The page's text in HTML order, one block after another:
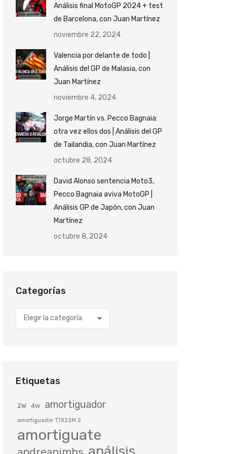
Análisis final MotoGP 2024 + test
de Barcelona, con Juan Martínez
noviembre 22, 2024
Valencia por delante de todo |
Análisis del GP de Malasia, con
Juan Martínez
noviembre 4, 2024
Jorge Martín vs. Pecco Bagnaia:
otra vez ellos dos | Análisis del GP
de Tailandia, con Juan Martínez
octubre 28, 2024
David Alonso sentencia Moto3,
Pecco Bagnaia aviva MotoGP |
Análisis GP de Japón, con Juan
Martínez
octubre 8, 2024
Categorías
Categorías
Etiquetas
2W 4w amortiguador
amortiguador TTX22M.2
amortiguate